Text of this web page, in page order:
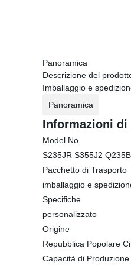
Panoramica
Descrizione del
Imballaggio e
Panoramica
Informazioni di
Model No.
S235JR S355J2
Pacchetto di Trasporto
imballaggio e
Specifiche
personalizzato
Origine
Repubblica Popolare
Capacità di Produzione